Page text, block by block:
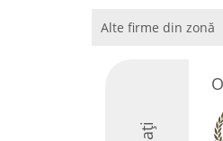
Alte firme din zonă